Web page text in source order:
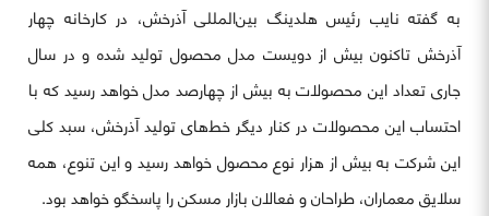
به گفته نایب رئیس هلدینگ بین‌المللی آذرخش، در کارخانه چهار
آذرخش تاکنون بیش از دویست مدل محصول تولید شده و در سال
جاری تعداد این محصولات به بیش از چهارصد مدل خواهد رسید که با
احتساب این محصولات در کنار دیگر خط‌های تولید آذرخش، سبد کلی
این شرکت به بیش از هزار نوع محصول خواهد رسید و این تنوع، همه
سلایق معماران، طراحان و فعالان بازار مسکن را پاسخگو خواهد بود.